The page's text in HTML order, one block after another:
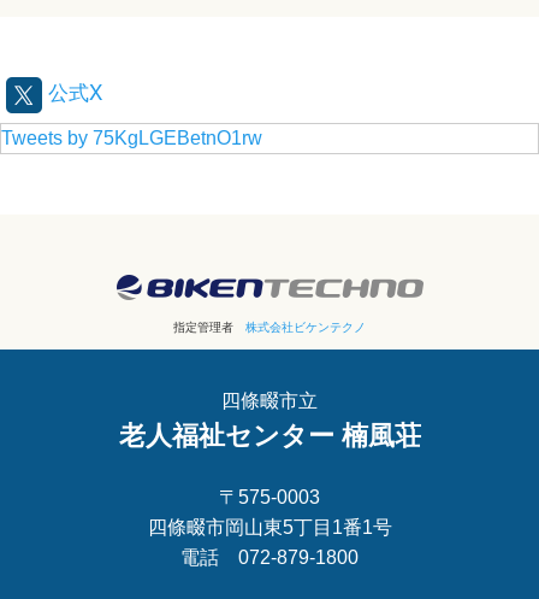
公式X
Tweets by 75KgLGEBetnO1rw
指定管理者 株式会社ビケンテクノ
四條畷市立
老人福祉センター 楠風荘
〒575-0003
四條畷市岡山東5丁目1番1号
電話 072-879-1800